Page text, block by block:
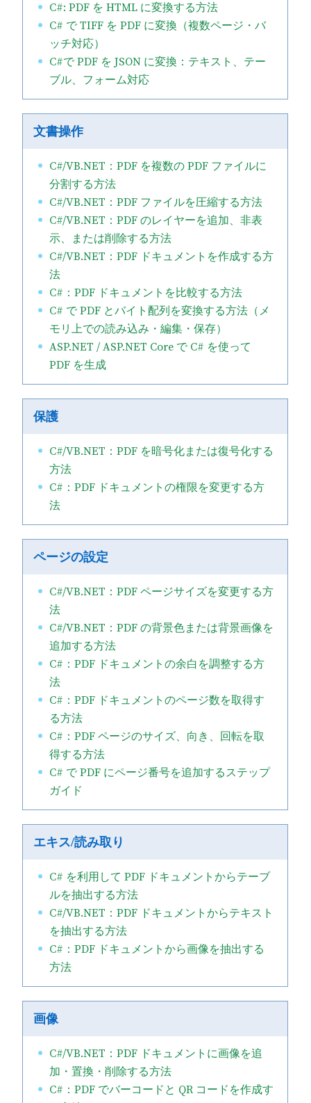
C#: PDF を HTML に変換する方法
C# で TIFF を PDF に変換（複数ページ・バ
ッチ対応）
C#で PDF を JSON に変換：テキスト、テー
ブル、フォーム対応
文書操作
C#/VB.NET：PDF を複数の PDF ファイルに
分割する方法
C#/VB.NET：PDF ファイルを圧縮する方法
C#/VB.NET：PDF のレイヤーを追加、非表
示、または削除する方法
C#/VB.NET：PDF ドキュメントを作成する方
法
C#：PDF ドキュメントを比較する方法
C# で PDF とバイト配列を変換する方法（メ
モリ上での読み込み・編集・保存）
ASP.NET / ASP.NET Core で C# を使って
PDF を生成
保護
C#/VB.NET：PDF を暗号化または復号化する
方法
C#：PDF ドキュメントの権限を変更する方
法
ページの設定
C#/VB.NET：PDF ページサイズを変更する方
法
C#/VB.NET：PDF の背景色または背景画像を
追加する方法
C#：PDF ドキュメントの余白を調整する方
法
C#：PDF ドキュメントのページ数を取得す
る方法
C#：PDF ページのサイズ、向き、回転を取
得する方法
C# で PDF にページ番号を追加するステップ
ガイド
エキス/読み取り
C# を利用して PDF ドキュメントからテーブ
ルを抽出する方法
C#/VB.NET：PDF ドキュメントからテキスト
を抽出する方法
C#：PDF ドキュメントから画像を抽出する
方法
画像
C#/VB.NET：PDF ドキュメントに画像を追
加・置換・削除する方法
C#：PDF でバーコードと QR コードを作成す